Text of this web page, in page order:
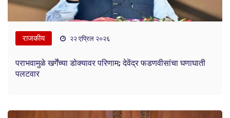
राजकीय २२ एप्रिल २०२६
पराभवामुळे खर्गेंच्या डोक्यावर परिणाम; देवेंद्र फडणवीसांचा घणाघाती
पलटवार